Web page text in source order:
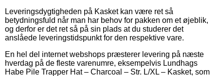
Leveringsdygtigheden på Kasket kan være ret så
betydningsfuld når man har behov for pakken om et øjeblik,
og derfor er det ret så på sin plads at du studerer det
anslåede leveringstidspunkt for den respektive vare.
En hel del internet webshops præsterer levering på næste
hverdag på de fleste varenumre, eksempelvis Lundhags
Habe Pile Trapper Hat – Charcoal – Str. L/XL – Kasket, som